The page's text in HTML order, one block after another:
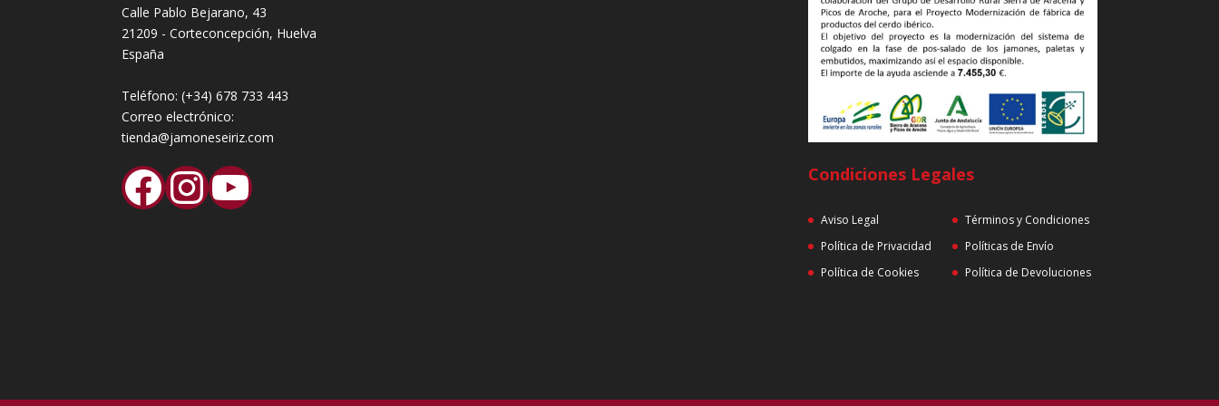
Calle Pablo Bejarano, 43
21209 - Corteconcepción, Huelva
España
Teléfono:(+34) 678 733 443
Correo electrónico:
tienda@jamoneseiriz.com
Facebook
Instagram
YouTube Condiciones Legales
Aviso Legal
Política de Privacidad
Política de Cookies
Términos y Condiciones
Políticas de Envío
Política de Devoluciones